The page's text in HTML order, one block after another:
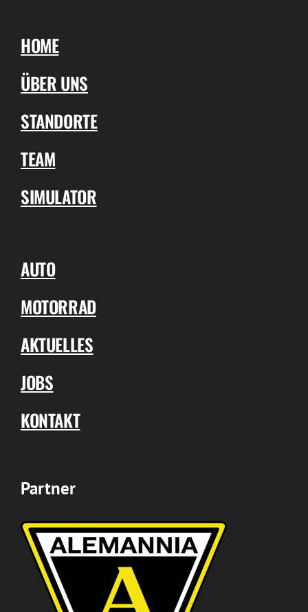
HOME
ÜBER UNS
STANDORTE
TEAM
SIMULATOR
AUTO
MOTORRAD
AKTUELLES
JOBS
KONTAKT
Partner